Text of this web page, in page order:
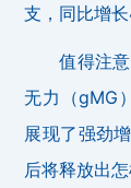
支，同比增长
值得注
无力（gMG
展现了强劲
后将释放出怎